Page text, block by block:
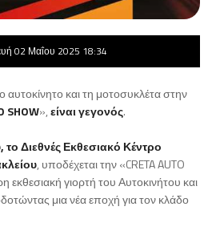
02 Μαΐου 2025 18:34
και τη μοτοσυκλέτα στην
SHOW»,είναι γεγονός.
το Διεθνές Εκθεσιακό Κέντρο
, υποδέχεται την «CRETA AUTO
εκθεσιακή γιορτή του Αυτοκινήτου και
μια νέα εποχή για τον κλάδο